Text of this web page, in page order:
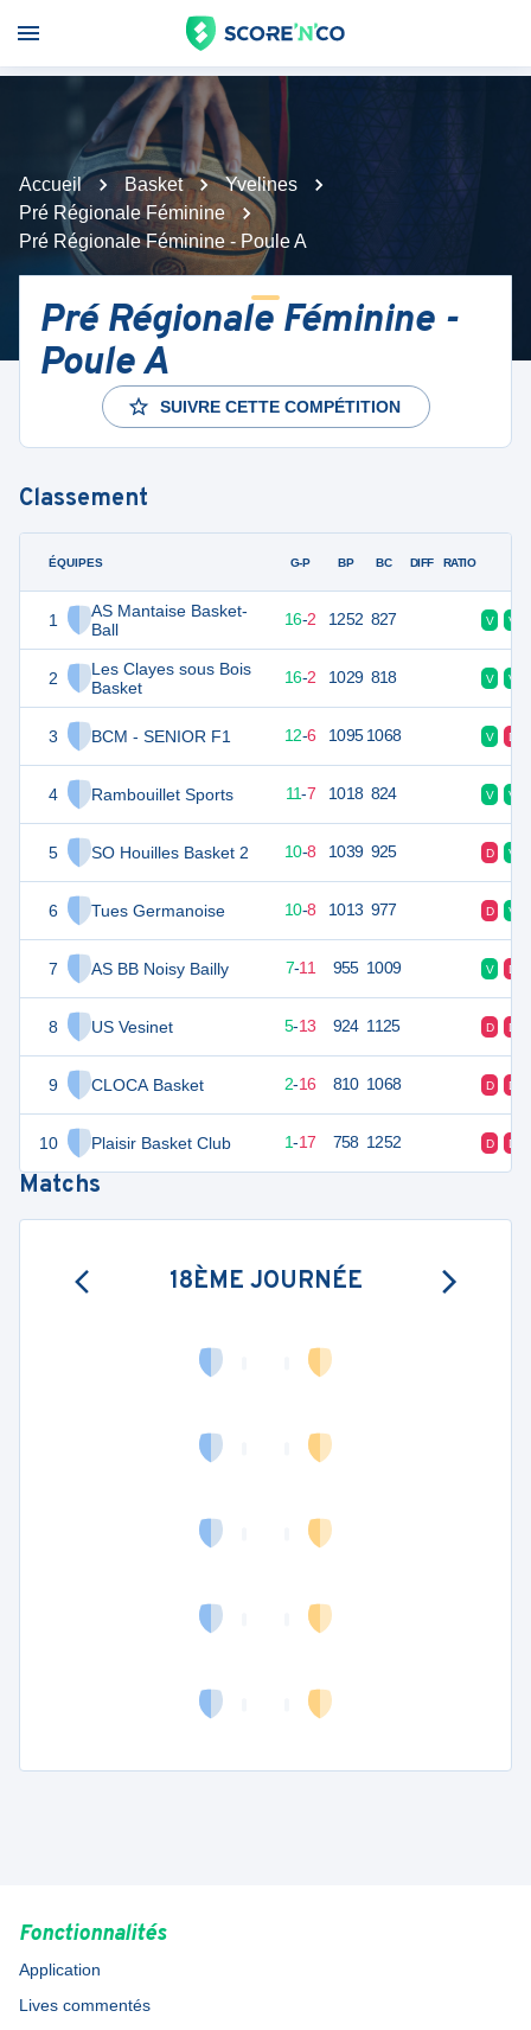
Accueil Basket
Yvelines
Pré Régionale Féminine
Pré Régionale Féminine - Poule A
Pré Régionale Féminine -
Poule A
SUIVRE CETTE COMPÉTITION
Classement
ÉQUIPES
1
AS Mantaise Basket-
Ball
2
Les Clayes sous Bois
Basket
3 BCM - SENIOR F1
4 Rambouillet Sports
5 SO Houilles Basket 2
6 Tues Germanoise
7 AS BB Noisy Bailly
8 US Vesinet
9 CLOCA Basket
10 Plaisir Basket Club
G-P BP BC DIFF RATIO
34 16-2 1252 827 V V
34 18 16-2 1029 818 V V
30 12-6 1095 1068 V D
29 11-7 1018 824 V V
28 18 10-8 1039 925 D V
28 10-8 1013 977 D V
25 7-11 955 1009 V D
5-13 924 1125 D D
2-16 810 1068 D D
19 1-17 758 1252 D D
Matchs
18ÈME JOURNÉE
Fonctionnalités
Application
Lives commentés